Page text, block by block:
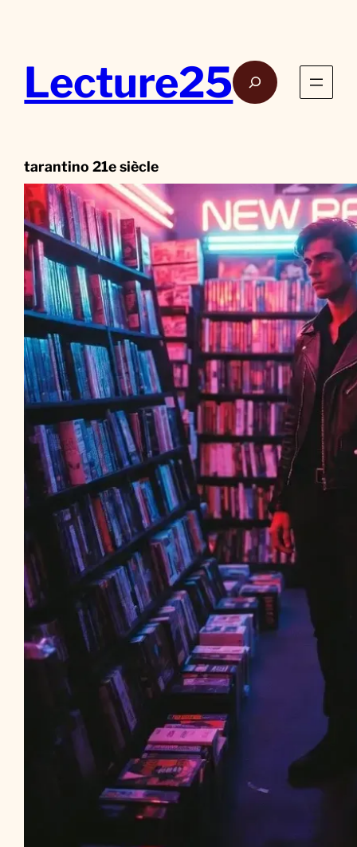
Lecture25Rech
tarantino 21e siècle